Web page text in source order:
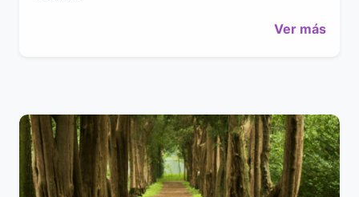
Ver más